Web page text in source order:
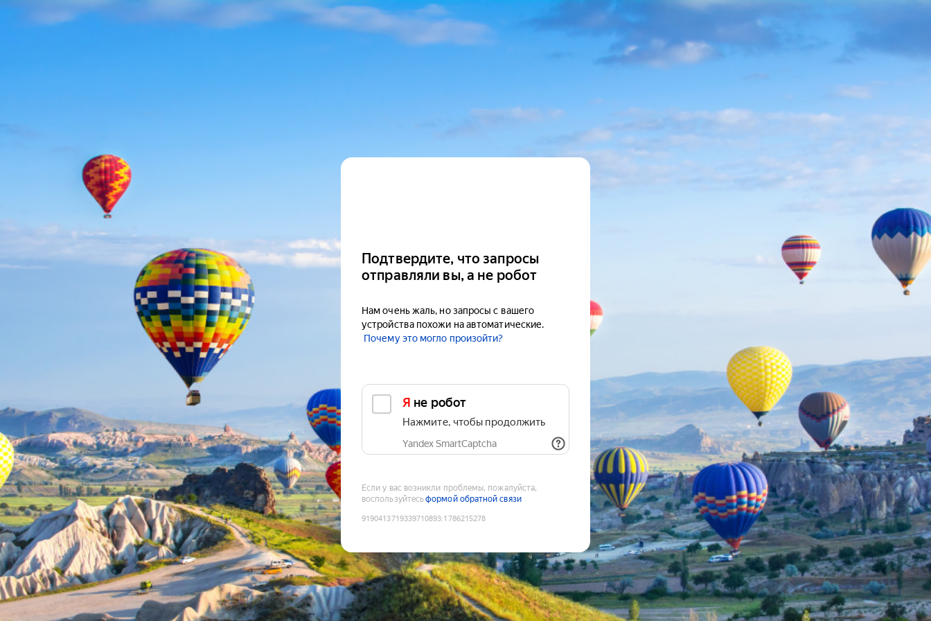
Подтвердите, что запросы
отправляли вы, а не робот
Нам очень жаль, но запросы с вашего
устройства похожи на автоматические.
Почему это могло произойти?
Я не робот
Нажмите, чтобы продолжить
Yandex SmartCaptcha
Если у вас возникли проблемы, пожалуйста,
воспользуйтесьформой обратной связи
9190413719339710893:1786215278